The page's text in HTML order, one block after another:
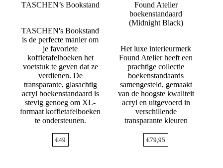
TASCHEN’s Bookstand
TASCHEN's Bookstand
is de perfecte manier om
je favoriete
koffietafelboeken het
voetstuk te geven dat ze
verdienen. De
transparante, glasachtig
acryl boekenstandaard is
stevig genoeg om XL-
formaat koffietafelboeken
te ondersteunen.
€49
Found Atelier
boekenstandaard
(Midnight Black)
Het luxe interieurmerk
Found Atelier heeft een
prachtige collectie
boekenstandaards
samengesteld, gemaakt
van de hoogste kwaliteit
acryl en uitgevoerd in
verschillende
transparante kleuren
€79,95